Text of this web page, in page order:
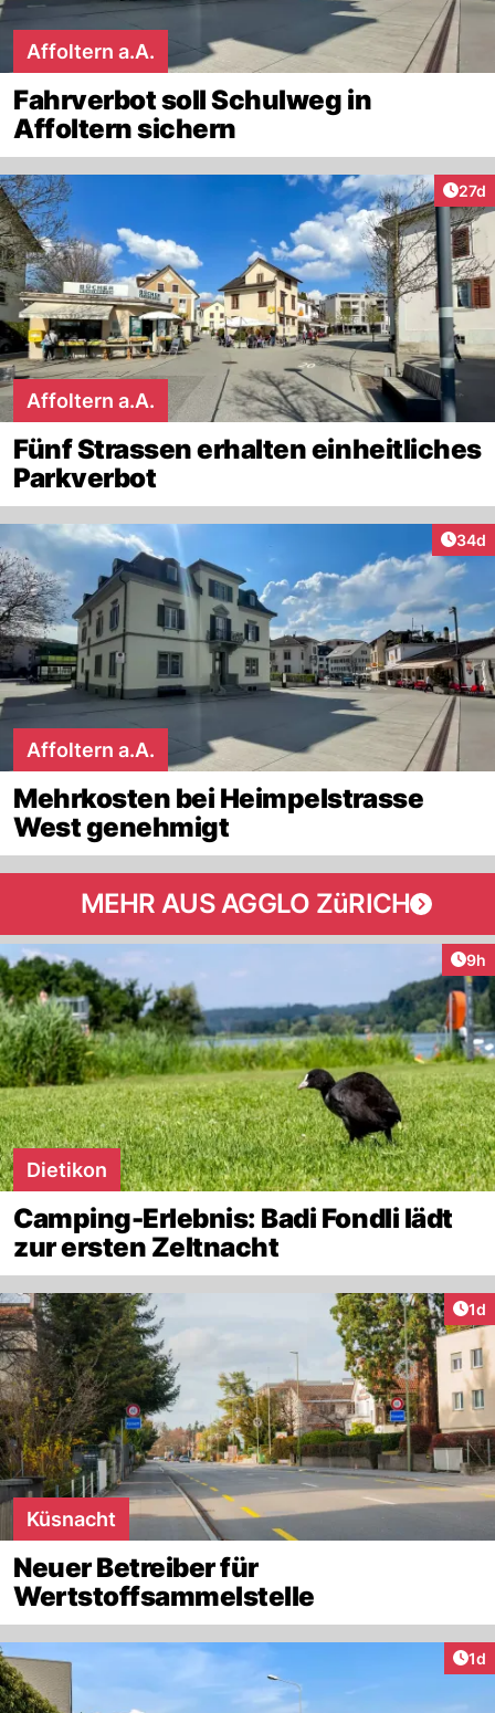
Affoltern a.A.
Fahrverbot soll Schulweg in
Affoltern sichern
27d
Affoltern a.A.
Fünf Strassen erhalten einheitliches
Parkverbot
34d
Affoltern a.A.
Mehrkosten bei Heimpelstrasse
West genehmigt
MEHR AUS AGGLO ZüRICH
9h
Dietikon
Camping-Erlebnis: Badi Fondli lädt
zur ersten Zeltnacht
1d
Küsnacht
Neuer Betreiber für
Wertstoffsammelstelle
1d